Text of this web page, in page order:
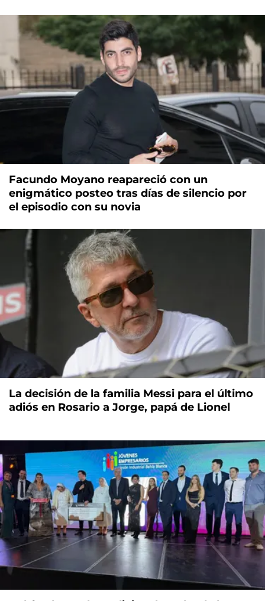
Facundo Moyano reapareció con un
enigmático posteo tras días de silencio por
el episodio con su novia
La decisión de la familia Messi para el último
adiós en Rosario a Jorge, papá de Lionel